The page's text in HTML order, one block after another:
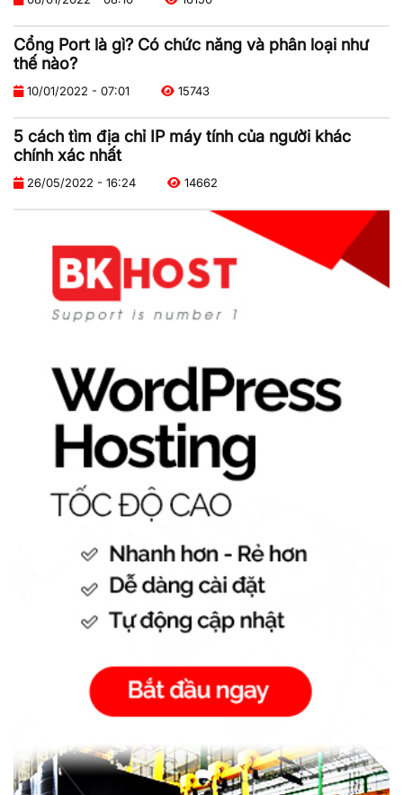
Cổng Port là gì? Có chức năng và phân loại như
thế nào?
10/01/2022 - 07:01 15743
5 cách tìm địa chỉ IP máy tính của người khác
chính xác nhất
26/05/2022 - 16:24 14662